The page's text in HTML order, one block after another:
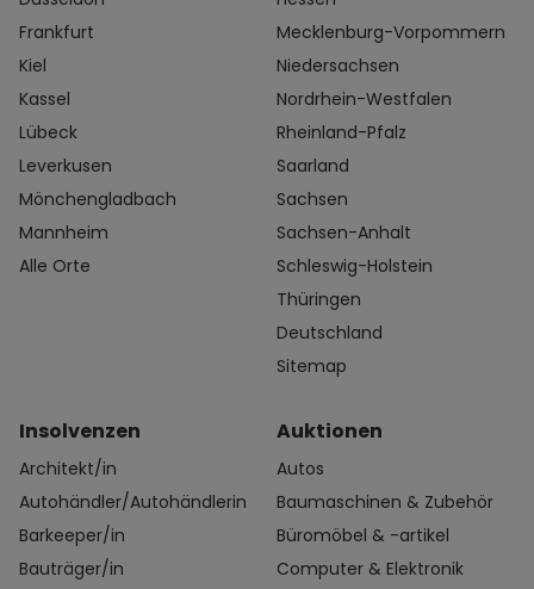
Frankfurt
Kiel
Kassel
Lübeck
Leverkusen
Mönchengladbach
Mannheim
Alle Orte
Mecklenburg-Vorpommern
Niedersachsen
Nordrhein-Westfalen
Rheinland-Pfalz
Saarland
Sachsen
Sachsen-Anhalt
Schleswig-Holstein
Thüringen
Deutschland
Sitemap
Insolvenzen
Architekt/in
Autohändler/Autohändlerin
Barkeeper/in
Bauträger/in
Auktionen
Autos
Baumaschinen & Zubehör
Büromöbel & -artikel
Computer & Elektronik